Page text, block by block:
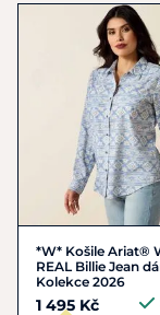
*W* Košile Ariat®
REAL Billie Jean
Kolekce 2026
1 495 Kč